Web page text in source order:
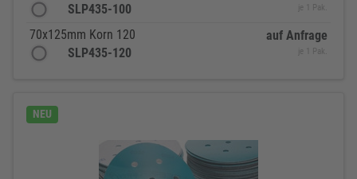
SLP435-100
je 1 Pak.
70x125mm Korn 120
SLP435-120
auf Anfrage
je 1 Pak.
NEU